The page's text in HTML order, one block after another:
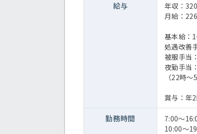
給与
年収：
月給：
基本給：
処遇改善
被服手当
夜勤手当
（22時
賞与：年
勤務時間
7:00～
10:00～